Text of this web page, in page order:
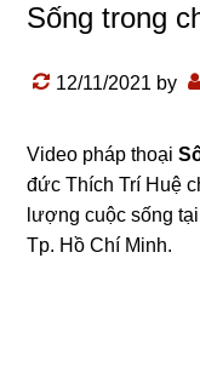
Sống trong
12/11/2021 by
Video pháp thoại
đức Thích Trí Huệ
lượng cuộc sống
Tp. Hồ Chí Minh.